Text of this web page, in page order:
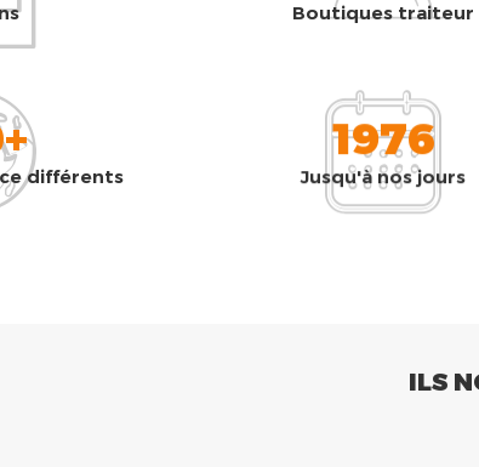
Boutiques traiteur
différents
1976
Jusqu'à nos jours
ILS